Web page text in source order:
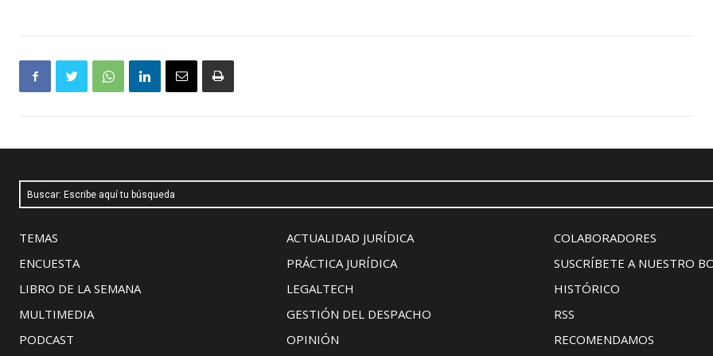
Buscar: Escribe aquí tu búsqueda
TEMAS
ENCUESTA
LIBRO DE LA SEMANA
MULTIMEDIA
PODCAST
ACTUALIDAD JURÍDICA
PRÁCTICA JURÍDICA
LEGALTECH
GESTIÓN DEL DESPACHO
OPINIÓN
COLABORADORES
SUSCRÍBETE A NUESTRO
HISTÓRICO
RSS
RECOMENDAMOS